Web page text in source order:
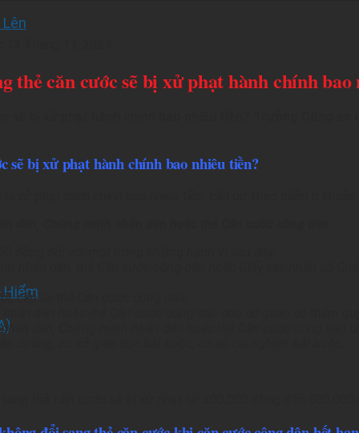
Hiểm
thẻ căn cước sẽ bị xử phạt hành chính
sẽ bị xử phạt hành chính bao nhiêu tiền? Trưởng Công
sẽ bị xử phạt hành chính bao nhiêu tiền?
đồng đối với một trong những hành vi sau đây:
nhân dân, thẻ Căn cước công dân hoặc Giấy xác nhận số
cấp lại thẻ Căn cước công dân;
dân hoặc thẻ Căn cước công dân cho cơ quan có thẩm
dân, Chứng minh nhân dân hoặc thẻ Căn cước công
dưỡng, cơ sở giáo dục bắt buộc, cơ sở cai nghiện bắt buộc.
thẻ căn cước sẽ bị xử phạt từ 300.000 đồng đến 500.000